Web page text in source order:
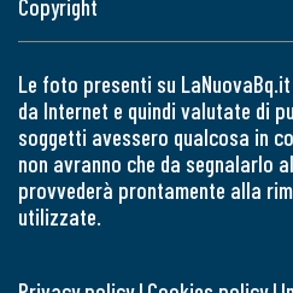
Copyright
Le foto presenti su
da Internet e quindi valutate di
soggetti avessero qualcosa in
non avranno che da segnalarlo
provvederà prontamente alla
utilizzate.